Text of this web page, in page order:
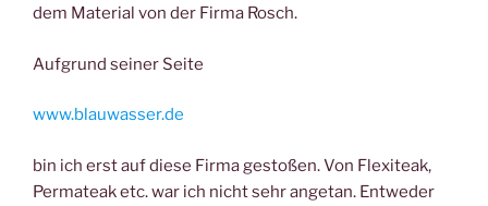
dem Material von der Firma Rosch.
Aufgrund seiner Seite
www.blauwasser.de
bin ich erst auf diese Firma gestoßen. Von Flexiteak,
Permateak etc. war ich nicht sehr angetan. Entweder